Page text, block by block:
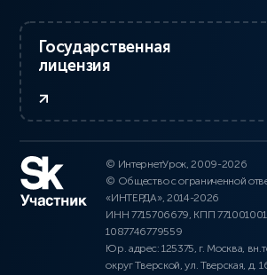
Государственная
лицензия
© ИнтернетУрок, 2009-2026
© Общество с ограниченной
«ИНТЕРДА», 2014-2026
ИНН 7715706679, КПП
1087746779559
Юр. адрес: 125375, г. Москва,
округ Тверской, ул. Тверская, д.